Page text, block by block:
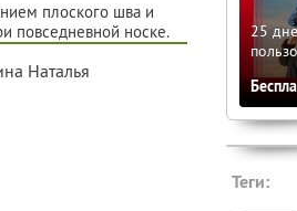
плоского шва и
повседневной носке.
Наталья
25
Теги: